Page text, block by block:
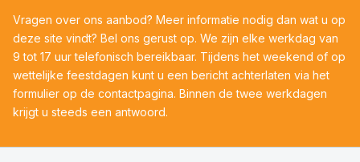
Vragen over ons aanbod? Meer informatie nodig dan wat u op
deze site vindt? Bel ons gerust op. We zijn elke werkdag van
9 tot 17 uur telefonisch bereikbaar. Tijdens het weekend of op
wettelijke feestdagen kunt u een bericht achterlaten via het
formulier op de contactpagina. Binnen de twee werkdagen
krijgt u steeds een antwoord.